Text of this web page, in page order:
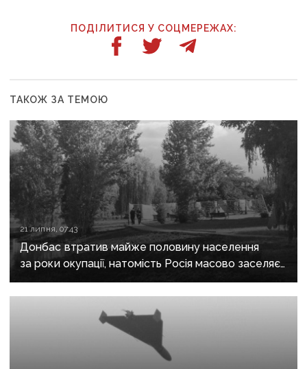
ПОДІЛИТИСЯ У СОЦМЕРЕЖАХ:
ТАКОЖ ЗА ТЕМОЮ
21 липня, 07:43
Донбас втратив майже половину населення
за роки окупації, натомість Росія масово заселяє
регіон своїми громадянами — ГУР